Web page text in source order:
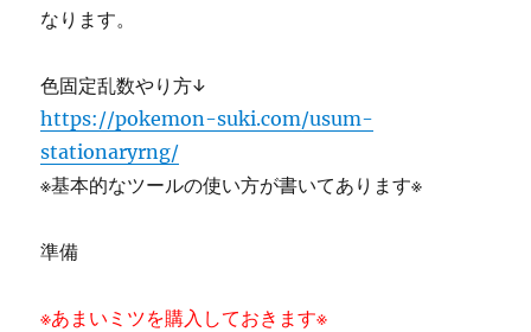
なります。
色固定乱数やり方↓
https://pokemon-suki.com/usum-
stationaryrng/
※基本的なツールの使い方が書いてあります※
準備
※あまいミツを購入しておきます※